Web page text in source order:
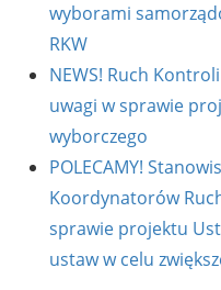
wyborami
RKW
NEWS! Ruch
uwagi w sprawie
wyborczego
POLECAMY!
Koordynatorów
sprawie projektu
ustaw w celu